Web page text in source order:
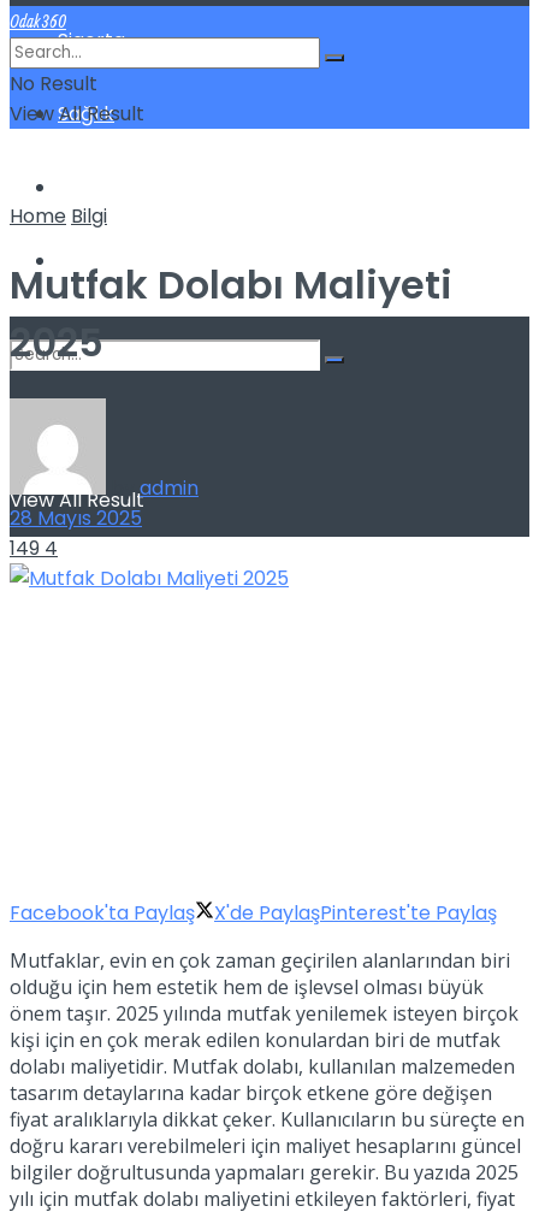
Sigorta
Sağlık
No Result
View All Result
Odak360
No Result
View All Result
Home Bilgi
Mutfak Dolabı Maliyeti
2025
byadmin
28 Mayıs 2025
149 4
Facebook'ta Paylaş X'de PaylaşPinterest'te Paylaş
Mutfaklar, evin en çok zaman geçirilen alanlarından biri
olduğu için hem estetik hem de işlevsel olması büyük
önem taşır. 2025 yılında mutfak yenilemek isteyen birçok
kişi için en çok merak edilen konulardan biri de mutfak
dolabı maliyetidir. Mutfak dolabı, kullanılan malzemeden
tasarım detaylarına kadar birçok etkene göre değişen
fiyat aralıklarıyla dikkat çeker. Kullanıcıların bu süreçte en
doğru kararı verebilmeleri için maliyet hesaplarını güncel
bilgiler doğrultusunda yapmaları gerekir. Bu yazıda 2025
yılı için mutfak dolabı maliyetini etkileyen faktörleri, fiyat